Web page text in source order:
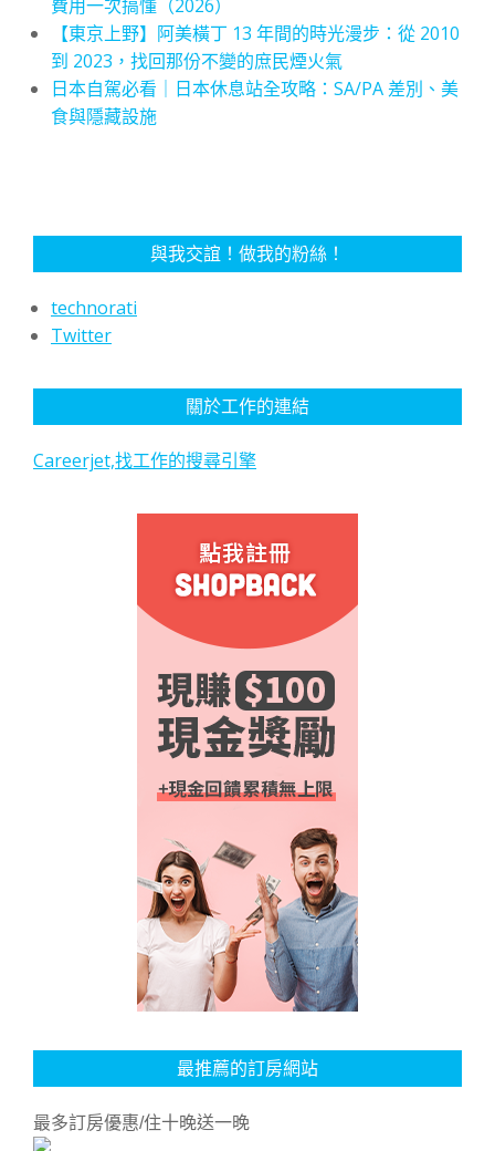
費用一次搞懂（2026）
【東京上野】阿美橫丁 13 年間的時光漫步：從 2010
到 2023，找回那份不變的庶民煙火氣
日本自駕必看｜日本休息站全攻略：SA/PA 差別、美
食與隱藏設施
與我交誼！做我的粉絲！
technorati
Twitter
關於工作的連結
Careerjet,找工作的搜尋引擎
最推薦的訂房網站
最多訂房優惠/住十晚送一晚